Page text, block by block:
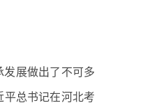
展做出了不可多
总书记在河北考